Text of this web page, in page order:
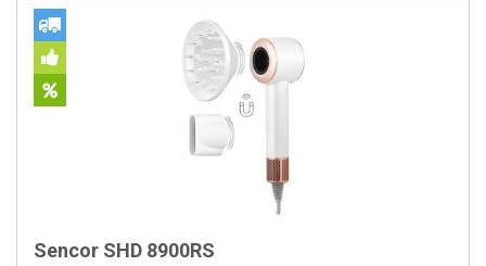
Sencor SHD 8900RS